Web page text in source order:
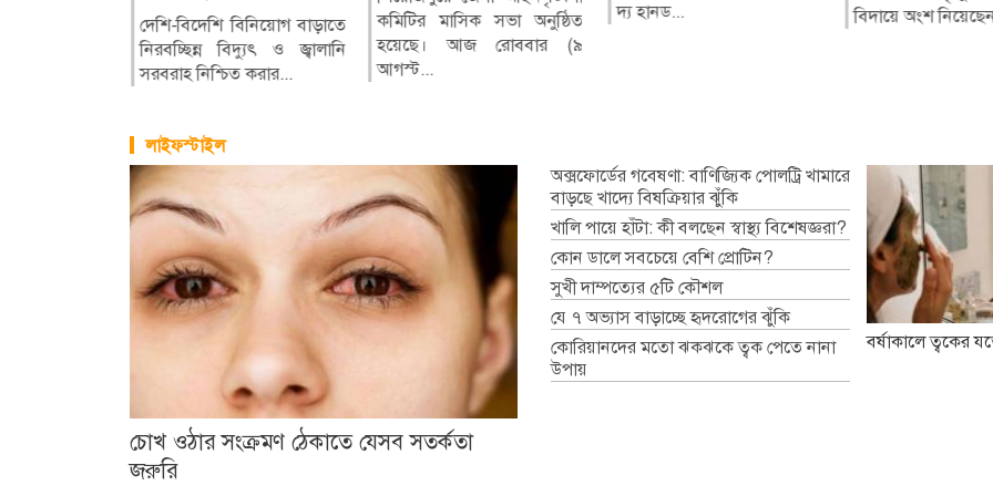
দেশি-বিদেশি বিনিয়োগ বাড়াতে
নিরবচ্ছিন্ন বিদ্যুৎ ও জ্বালানি
সরবরাহ নিশ্চিত করার...
কমিটির মাসিক সভা অনুষ্ঠিত
হয়েছে। আজ রোববার (৯
আগস্ট...
মার্কেটে অগ্নিকাণ্ডের ঘটনা
দেশীয় তৈরি
তালিকায় আজ শীর্ষে রয়েছে
পাকিস্তানের রাজধানী
লাহোর।...
রাজনৈতিকভাবে ফারাক্কা চুক্তি
নবায়নের পাশাপাশি ভারতের
কাছ থেকে পানির ন্যায্য হ...
দ্য হানড...
বিদায়ে অংশ
লাইফস্টাইল
চোখ ওঠার সংক্রমণ ঠেকাতে যেসব সতর্কতা
জরুরি
অক্সফোর্ডের গবেষণা: বাণিজ্যিক পোলট্রি খামারে
বাড়ছে খাদ্যে বিষক্রিয়ার ঝুঁকি
খালি পায়ে হাঁটা: কী বলছেন স্বাস্থ্য বিশেষজ্ঞরা?
কোন ডালে সবচেয়ে বেশি প্রোটিন?
সুখী দাম্পত্যের ৫টি কৌশল
যে ৭ অভ্যাস বাড়াচ্ছে হৃদরোগের ঝুঁকি
কোরিয়ানদের মতো ঝকঝকে ত্বক পেতে নানা
উপায়
বর্ষাকালে ত্বকের